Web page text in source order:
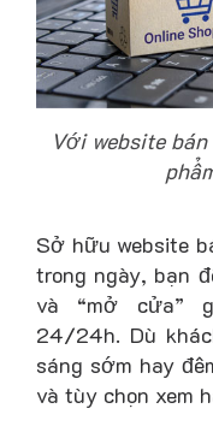
Với website
Sở hữu website
trong ngày, bạn
và “mở cửa”
24/24h. Dù
sáng sớm hay
và tùy chọn xem